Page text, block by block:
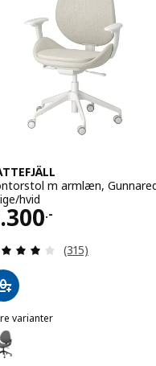
Anmeldelser i alt:
m armlæn,
hvid
.-
2300.-
Anmeld: 4.1 ud
(315)
varianter
HATTEFJÄLL,